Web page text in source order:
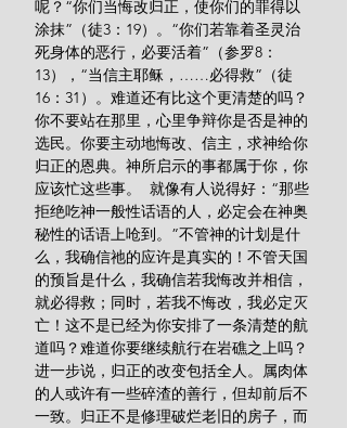
呢？“你们当悔改归正，使你们的罪得以
涂抹”（徒3：19）。“你们若靠着圣灵治
死身体的恶行，必要活着”（参罗8：
13），“当信主耶稣，……必得救”（徒
16：31）。难道还有比这个更清楚的吗？
你不要站在那里，心里争辩你是否是神的
选民。你要主动地悔改、信主，求神给你
归正的恩典。神所启示的事都属于你，你
应该忙这些事。  就像有人说得好：“那些
拒绝吃神一般性话语的人，必定会在神奥
秘性的话语上呛到。”不管神的计划是什
么，我确信祂的应许是真实的！不管天国
的预旨是什么，我确信若我悔改并相信，
就必得救；同时，若我不悔改，我必定灭
亡！这不是已经为你安排了一条清楚的航
道吗？难道你要继续航行在岩礁之上吗？
进一步说，归正的改变包括全人。属肉体
的人或许有一些碎渣的善行，但却前后不
一致。归正不是修理破烂老旧的房子，而